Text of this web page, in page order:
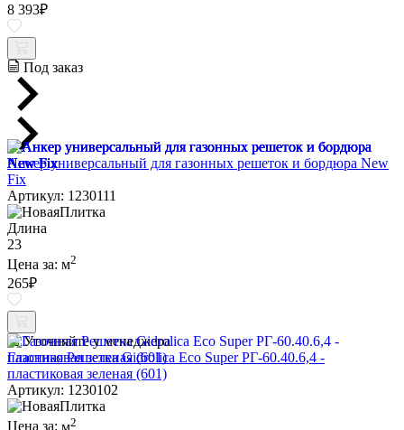
8 393₽
Под заказ
Анкер универсальный для газонных решеток и бордюра New
Fix
Артикул: 1230111
Длина
23
Цена за: м2
265₽
Уточняйте у менеджера
Газонная Решетка Gidrolica Eco Super РГ-60.40.6,4 -
пластиковая зеленая (601)
Артикул: 1230102
Цена за: м2